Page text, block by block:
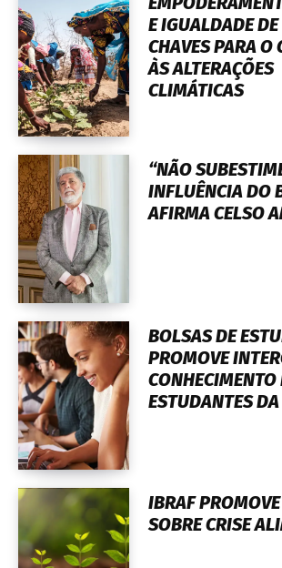
E IGUALDADE
CHAVES PARA O
ÀS ALTERAÇÕES
CLIMÁTICAS
“NÃO
INFLUÊNCIA DO
AFIRMA CELSO
BOLSAS DE
PROMOVE
CONHECIMENTO
ESTUDANTES
IBRAF
SOBRE CRISE